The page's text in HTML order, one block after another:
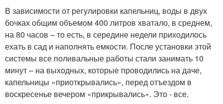
В зависимости от регулировки капельниц, воды в двух
бочках общим объемом 400 литров хватало, в среднем,
на 80 часов – то есть, в середине недели приходилось
ехать в сад и наполнять емкости. После установки этой
системы все поливальные работы стали занимать 10
минут – на выходных, которые проводились на даче,
капельницы «приоткрывались», перед отъездом в
воскресенье вечером «прикрывались». Это - все.